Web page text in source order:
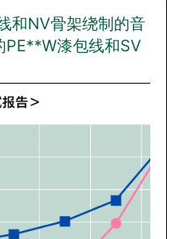
和NV骨架绕制的音
PE**W漆包线和SV